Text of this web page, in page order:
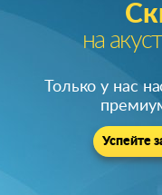
на
Только у нас
Успейте